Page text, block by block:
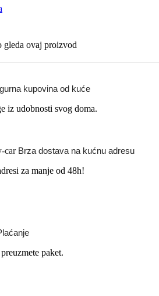
gleda ovaj proizvod
kupovina od kuće
iz udobnosti svog doma.
Brza dostava na kućnu adresu
za manje od 48h!
paket.